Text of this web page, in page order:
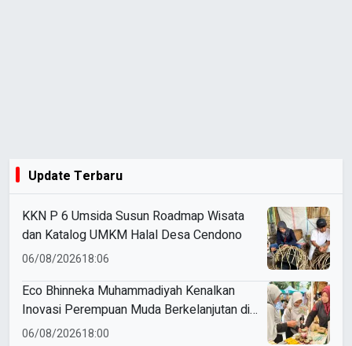
Update Terbaru
KKN P 6 Umsida Susun Roadmap Wisata
dan Katalog UMKM Halal Desa Cendono
06/08/202618:06
Eco Bhinneka Muhammadiyah Kenalkan
Inovasi Perempuan Muda Berkelanjutan di
Muktamar Nasyiatul Aisyiyah
06/08/202618:00